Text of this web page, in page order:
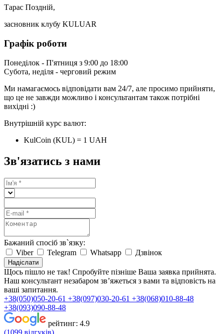
Тарас Поздній,
засновник клубу KULUAR
Графік роботи
Понеділок - П'ятниця з 9:00 до 18:00
Субота, неділя - черговий режим
Ми намагаємось відповідати вам 24/7, але просимо прийняти,
що це не завжди можливо і консультантам також потрібні
вихідні :)
Внутрішній курс валют:
KulCoin (KUL) = 1 UAH
Зв'язатись з нами
Бажаний спосіб зв`язку:
Viber
Telegram Whatsapp Дзвінок
Надіслати
Щось пішло не так! Спробуйте пізніше Ваша заявка прийнята.
Наш консультант незабаром зв’яжеться з вами та відповість на
ваші запитання.
+38(050)050-20-61 +38(097)030-20-61 +38(068)010-88-48
+38(093)090-88-48
рейтинг: 4.9
(1099 відгуків)